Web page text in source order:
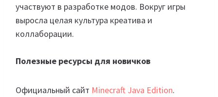
участвуют в разработке модов. Вокруг игры
выросла целая культура креатива и
коллаборации.
Полезные ресурсы для новичков
Официальный сайт Minecraft Java Edition.